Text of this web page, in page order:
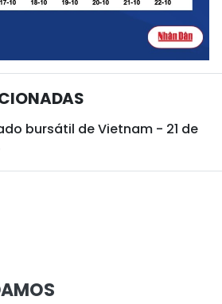
bursátil de Vietnam - 21 de